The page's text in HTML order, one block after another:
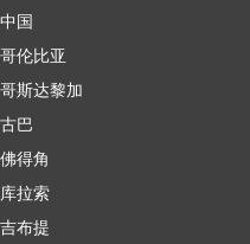
中国
哥伦比亚
哥斯达黎加
古巴
佛得角
库拉索
吉布提